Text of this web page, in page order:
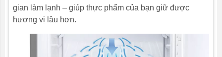
gian làm lạnh – giúp thực phẩm của bạn giữ được
hương vị lâu hơn.